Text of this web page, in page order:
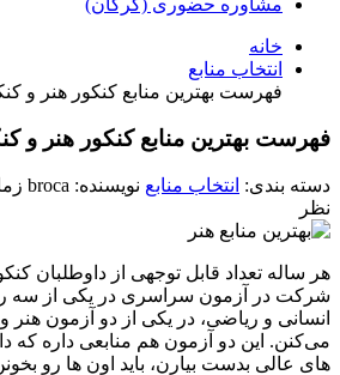
مشاوره حضوری (گرگان)
خانه
انتخاب منابع
فهرست بهترین منابع کنکور هنر و
فهرست بهترین منابع کنکور هنر و
دسته بندی: انتخاب منابع نویسنده: broca
نظر
هر ساله تعداد قابل توجهی از داوطلبان
شرکت در آزمون سراسری در يکی از سه
انسانی و ریاضی، در یکی از دو آزمون
می‌کنن. این دو آزمون هم منابعی داره که
های عالی بدست بیارن، باید اون ها رو